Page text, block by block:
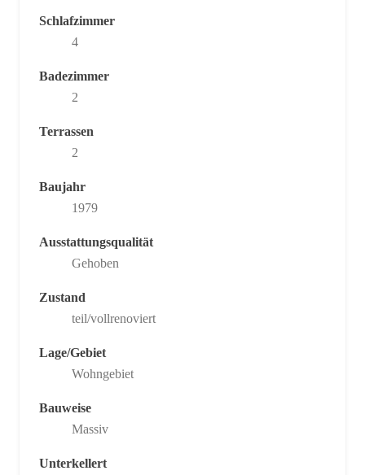
Schlafzimmer
4
Badezimmer
2
Terrassen
2
Baujahr
1979
Ausstattungsqualität
Gehoben
Zustand
teil/vollrenoviert
Lage/Gebiet
Wohngebiet
Bauweise
Massiv
Unterkellert